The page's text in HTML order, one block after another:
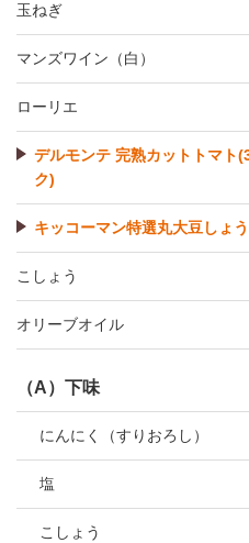
玉ねぎ
マンズワイン（白）
ローリエ
デルモンテ 完熟カットトマト
ク)
キッコーマン特選丸大豆しょ
こしょう
オリーブオイル
（A）下味
にんにく（すりおろし）
塩
こしょう